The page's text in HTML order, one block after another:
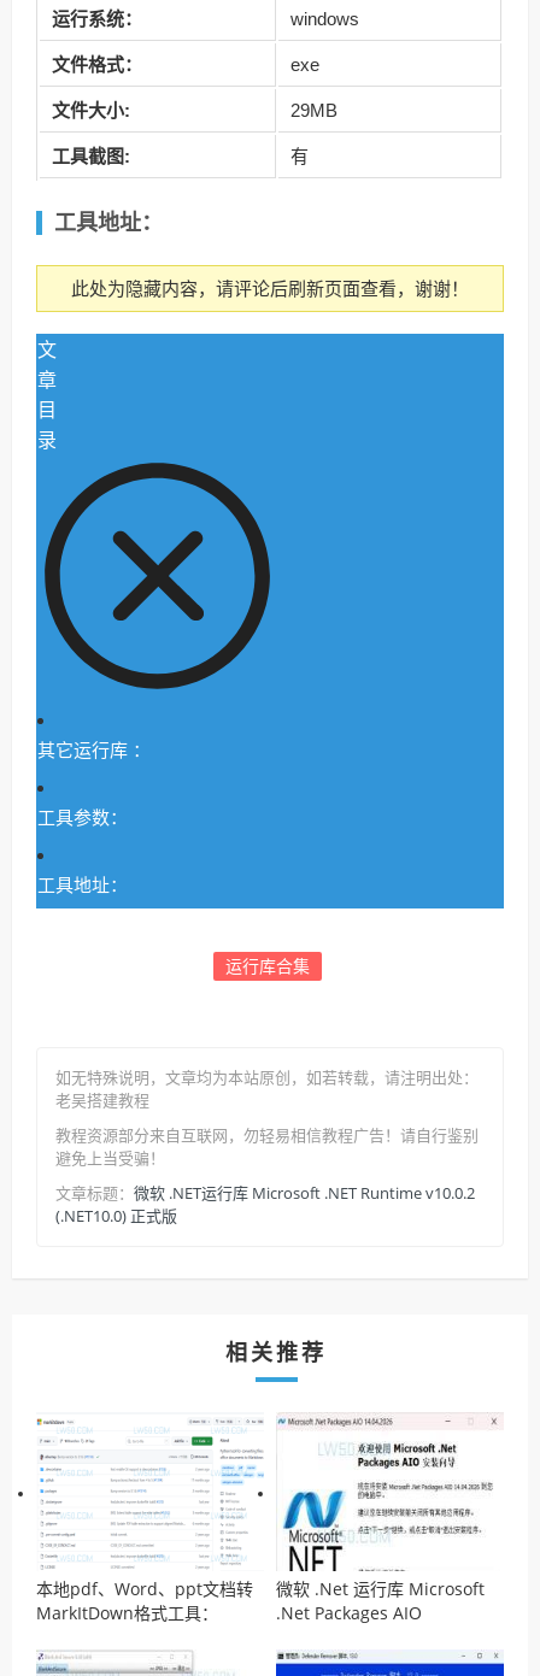
运行系统： windows
文件格式： exe
文件大小: 29MB
工具截图: 有
工具地址：
此处为隐藏内容，请评论后刷新页面查看，谢谢！
文
章
目
录
其它运行库 ：
工具参数：
工具地址：
运行库合集
如无特殊说明，文章均为本站原创 ，如若转载，请注明出处：
老吴搭建教程
教程资源部分来自互联网，勿轻易相信教程广告！请自行鉴别
避免上当受骗！
文章标题： 微软 .NET运行库 Microsoft .NET Runtime v10.0.2
(.NET10.0) 正式版
相关推荐
本地pdf、Word、ppt文档转
MarkItDown格式工具：
微软 .Net 运行库 Microsoft
.Net Packages AIO